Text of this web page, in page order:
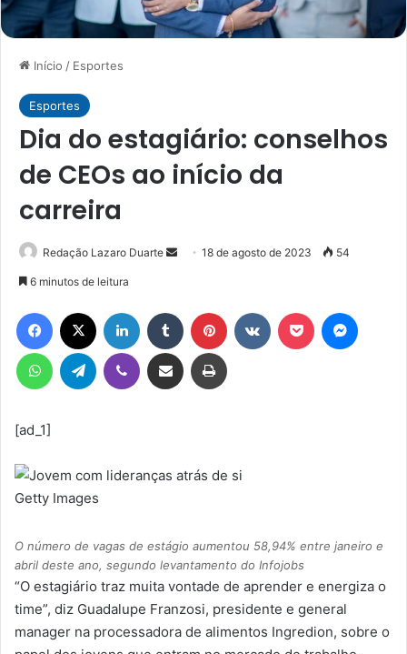
Início / Esportes
Esportes
Dia do estagiário: conselhos
de CEOs ao início da
carreira
Redação Lazaro Duarte
Mande
mail
18 de agosto de 2023 54
6 minutos de leitura
Facebook Linkedin Tumblr Pinterest Pocket
WhatsAppTelegram Viber Compartilhar via e-mail Imprimir
[ad_1]
Getty Images
O número de vagas de estágio aumentou 58,94% entre janeiro e
abril deste ano, segundo levantamento do Infojobs
“O estagiário traz muita vontade de aprender e energiza o
time”, diz Guadalupe Franzosi, presidente e general
manager na processadora de alimentos Ingredion, sobre o